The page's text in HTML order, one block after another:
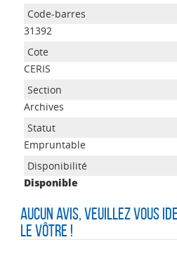
31392
CERIS
Archives
Empruntable
Disponible
Aucun avis, veuillez vous
le vôtre !